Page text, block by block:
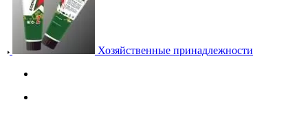
Хозяйственные принадлежности